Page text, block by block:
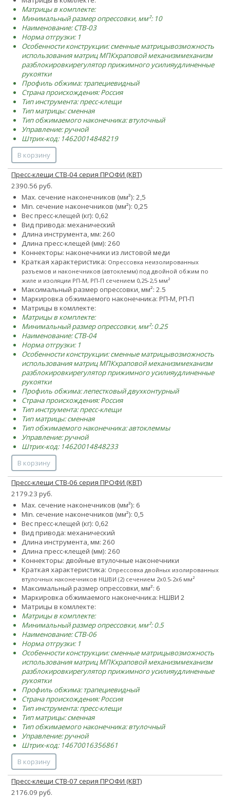
Матрицы в комплекте:
Минимальный размер опрессовки, мм²: 10
Наименование: CTB-03
Норма отгрузки: 1
Особенности конструкции:сменные матрицывозможность
использования матриц МПКхраповой механизммеханизм
разблокировкирегулятор прижимного усилияудлиненные
рукоятки
Профиль обжима: трапециевидный
Страна происхождения: Россия
Тип инструмента: пресс-клещи
Тип матрицы: сменная
Тип обжимаемого наконечника: втулочный
Управление: ручной
Штрих-код: 14620014848219
В корзину
Пресс-клещи CTB-04 серия ПРОФИ (КВТ)
2390.56 руб.
Max. сечение наконечников (мм²): 2,5
Min. сечение наконечников (мм²): 0,25
Вес пресс-клещей (кг): 0,62
Вид привода: механический
Длина инструмента, мм: 260
Длина пресс-клещей (мм): 260
Коннекторы: наконечники из листовой меди
Краткая характеристика: Опрессовка неизолированных
разъемов и наконечников (автоклемм) под двойной обжим по
жиле и изоляции РП-М, РП-П сечением 0,25-2,5 мм²
Максимальный размер опрессовки, мм²: 2.5
Маркировка обжимаемого наконечника: РП-М, РП-П
Матрицы в комллекте:
Матрицы в комплекте:
Минимальный размер опрессовки, мм²: 0.25
Наименование: CTB-04
Норма отгрузки: 1
Особенности конструкции:сменные матрицывозможность
использования матриц МПКхраповой механизммеханизм
разблокировкирегулятор прижимного усилияудлиненные
рукоятки
Профиль обжима: лепестковый двухконтурный
Страна происхождения: Россия
Тип инструмента: пресс-клещи
Тип матрицы: сменная
Тип обжимаемого наконечника: автоклеммы
Управление: ручной
Штрих-код: 14620014848233
В корзину
Пресс-клещи CTB-06 серия ПРОФИ (КВТ)
2179.23 руб.
Max. сечение наконечников (мм²): 6
Min. сечение наконечников (мм²): 0,5
Вес пресс-клещей (кг): 0,62
Вид привода: механический
Длина инструмента, мм: 260
Длина пресс-клещей (мм): 260
Коннекторы: двойные втулочные наконечники
Краткая характеристика: Опрессовка двойных изолированных
втулочных наконечников НШВИ (2) сечением 2х0.5-2x6 мм²
Максимальный размер опрессовки, мм²: 6
Маркировка обжимаемого наконечника: НШВИ 2
Матрицы в комллекте:
Матрицы в комплекте:
Минимальный размер опрессовки, мм²: 0.5
Наименование: CTB-06
Норма отгрузки: 1
Особенности конструкции:сменные матрицывозможность
использования матриц МПКхраповой механизммеханизм
разблокировкирегулятор прижимного усилияудлиненные
рукоятки
Профиль обжима: трапециевидный
Страна происхождения: Россия
Тип инструмента: пресс-клещи
Тип матрицы: сменная
Тип обжимаемого наконечника: втулочный
Управление: ручной
Штрих-код: 14670016356861
В корзину
Пресс-клещи CTB-07 серия ПРОФИ (КВТ)
2176.09 руб.